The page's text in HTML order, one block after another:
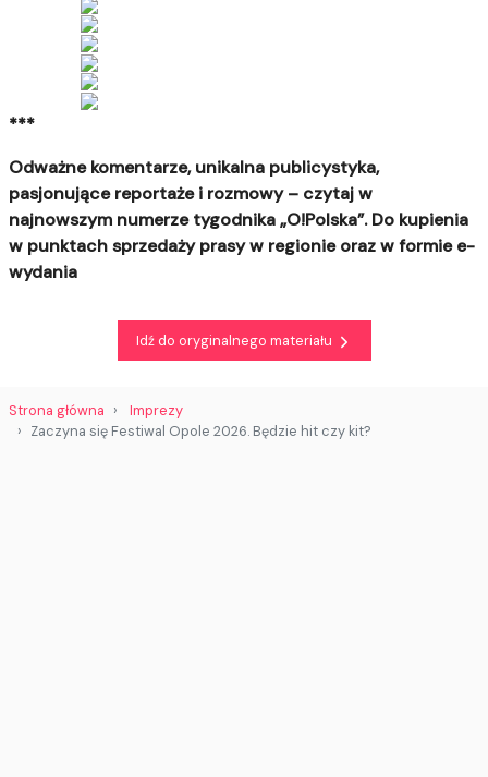
***
Odważne komentarze, unikalna publicystyka,
pasjonujące reportaże i rozmowy – czytaj w
najnowszym numerze tygodnika „O!Polska”. Do kupienia
w punktach sprzedaży prasy w regionie oraz w formie e-
wydania
Idź do oryginalnego materiału
Strona główna
Imprezy
Zaczyna się Festiwal Opole 2026. Będzie hit czy kit?